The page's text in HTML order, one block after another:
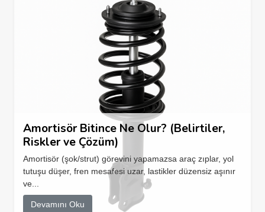
Amortisör Bitince Ne Olur? (Belirtiler,
Riskler ve Çözüm)
Amortisör (şok/strut) görevini yapamazsa araç zıplar, yol
tutuşu düşer, fren mesafesi uzar, lastikler düzensiz aşınır
ve...
Devamını Oku